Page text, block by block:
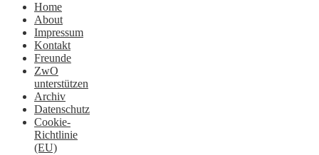
Home
About
Impressum
Kontakt
Freunde
ZwO
unterstützen
Archiv
Datenschutz
Cookie-
Richtlinie
(EU)